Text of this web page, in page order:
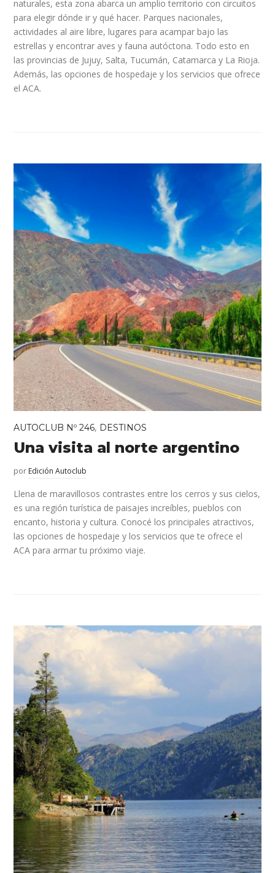
naturales, esta zona abarca un amplio territorio con circuitos
para elegir dónde ir y qué hacer. Parques nacionales,
actividades al aire libre, lugares para acampar bajo las
estrellas y encontrar aves y fauna autóctona. Todo esto en
las provincias de Jujuy, Salta, Tucumán, Catamarca y La Rioja.
Además, las opciones de hospedaje y los servicios que ofrece
el ACA.
AUTOCLUB Nº 246, DESTINOS
Una visita al norte argentino
por Edición Autoclub
Llena de maravillosos contrastes entre los cerros y sus cielos,
es una región turística de paisajes increíbles, pueblos con
encanto, historia y cultura. Conocé los principales atractivos,
las opciones de hospedaje y los servicios que te ofrece el
ACA para armar tu próximo viaje.